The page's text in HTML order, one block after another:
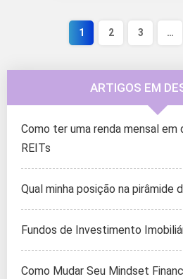
1 2 3 …
ARTIGOS EM
Como ter uma renda mensal em
REITs
Qual minha posição na pirâmide
Fundos de Investimento
Como Mudar Seu Mindset